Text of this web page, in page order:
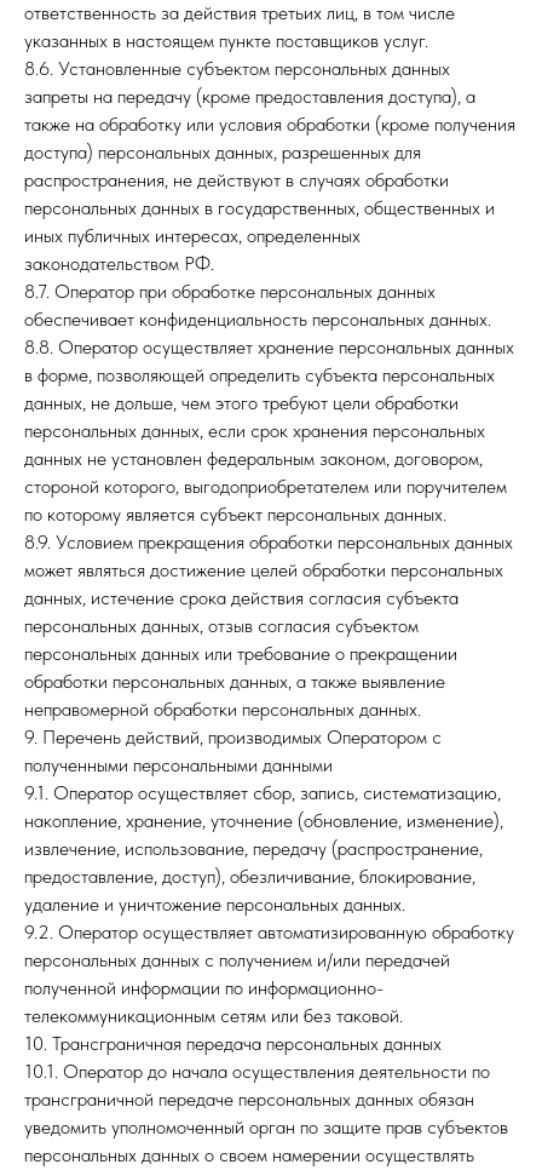
ответственность за действия третьих лиц, в том числе
указанных в настоящем пункте поставщиков услуг.
8.6. Установленные субъектом персональных данных
запреты на передачу (кроме предоставления доступа), а
также на обработку или условия обработки (кроме получения
доступа) персональных данных, разрешенных для
распространения, не действуют в случаях обработки
персональных данных в государственных, общественных и
иных публичных интересах, определенных
законодательством РФ.
8.7. Оператор при обработке персональных данных
обеспечивает конфиденциальность персональных данных.
8.8. Оператор осуществляет хранение персональных данных
в форме, позволяющей определить субъекта персональных
данных, не дольше, чем этого требуют цели обработки
персональных данных, если срок хранения персональных
данных не установлен федеральным законом, договором,
стороной которого, выгодоприобретателем или поручителем
по которому является субъект персональных данных.
8.9. Условием прекращения обработки персональных данных
может являться достижение целей обработки персональных
данных, истечение срока действия согласия субъекта
персональных данных, отзыв согласия субъектом
персональных данных или требование о прекращении
обработки персональных данных, а также выявление
неправомерной обработки персональных данных.
9. Перечень действий, производимых Оператором с
полученными персональными данными
9.1. Оператор осуществляет сбор, запись, систематизацию,
накопление, хранение, уточнение (обновление, изменение),
извлечение, использование, передачу (распространение,
предоставление, доступ), обезличивание, блокирование,
удаление и уничтожение персональных данных.
9.2. Оператор осуществляет автоматизированную обработку
персональных данных с получением и/или передачей
полученной информации по информационно-
телекоммуникационным сетям или без таковой.
10. Трансграничная передача персональных данных
10.1. Оператор до начала осуществления деятельности по
трансграничной передаче персональных данных обязан
уведомить уполномоченный орган по защите прав субъектов
персональных данных о своем намерении осуществлять